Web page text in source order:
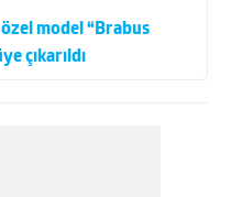
model “Brabus
çıkarıldı